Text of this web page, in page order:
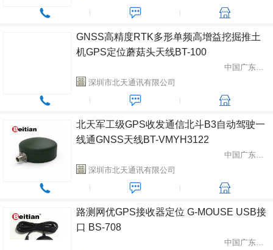
GNSS高精度RTK多形单频高增益挖掘推土
机GPS定位蘑菇头天线BT-100
中国广东省深圳市
深圳市北天通讯有限公司
北天军工级GPS收发通信北斗B3自动驾驶一
线通GNSS天线BT-VMYH3122
中国广东省深圳市
深圳市北天通讯有限公司
路测网优GPS接收器定位 G-MOUSE USB接
口 BS-708
中国广东省深圳市